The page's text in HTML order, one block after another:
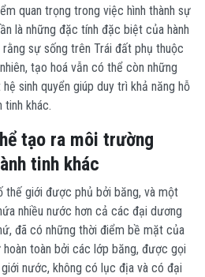
quan trọng trong việc hình thành sự
là những đặc tính đặc biệt của hành
sự sống trên Trái đất phụ thuộc
tạo hoá vẫn có thể còn những
sinh quyển giúp duy trì khả năng hỗ
tinh khác.
tạo ra môi trường
tinh khác
thế giới được phủ bởi băng, và một
nhiều nước hơn cả các đại dương
đã có những thời điểm bề mặt của
toàn bởi các lớp băng, được gọi
giới nước, không có lục địa và có đại